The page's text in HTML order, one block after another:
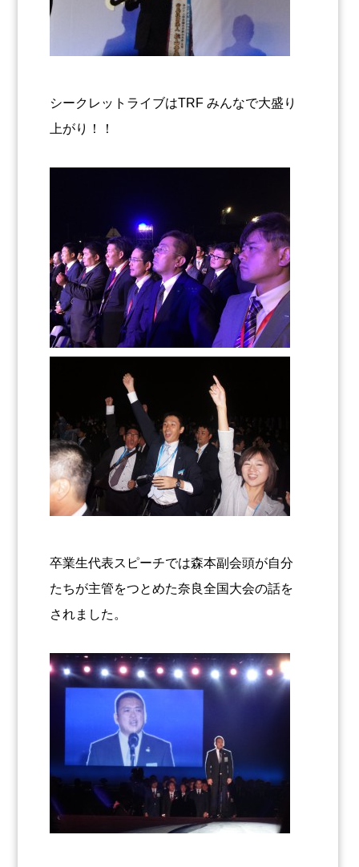
シークレットライブはTRF みんなで大盛り
上がり！！
卒業生代表スピーチでは森本副会頭が自分
たちが主管をつとめた奈良全国大会の話を
されました。